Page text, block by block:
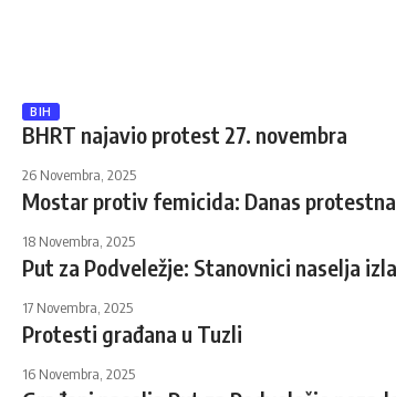
BIH
BHRT najavio protest 27. novembra
26 Novembra, 2025
Mostar protiv femicida: Danas
18 Novembra, 2025
Put za Podveležje: Stanovnici naselja
17 Novembra, 2025
Protesti građana u Tuzli
16 Novembra, 2025